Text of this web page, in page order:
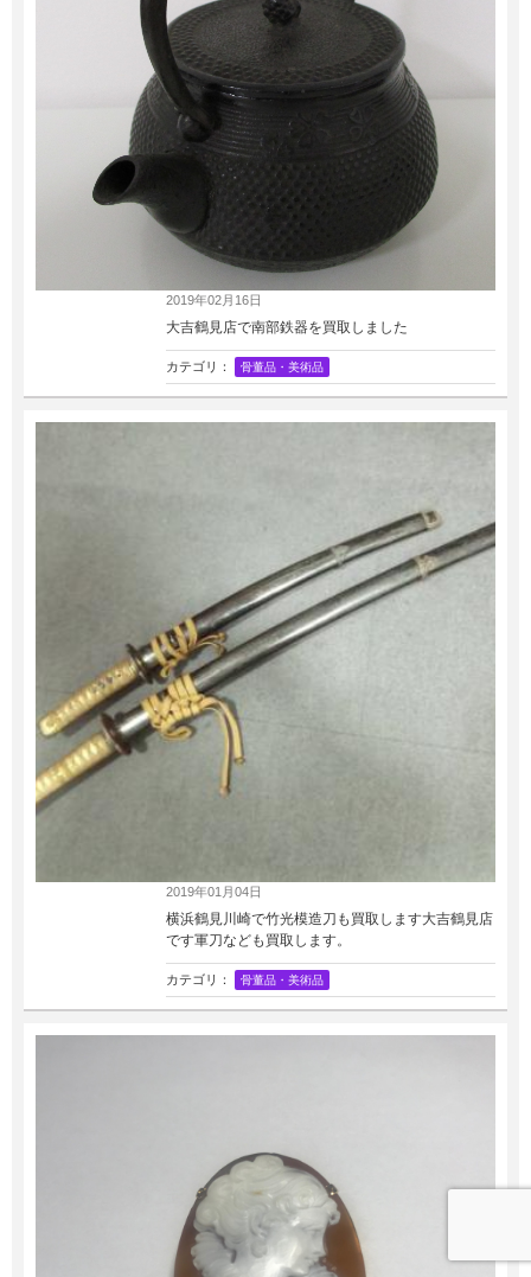
2019年02月16日
大吉鶴見店で南部鉄器を買取しました
カテゴリ： 骨董品・美術品
2019年01月04日
横浜鶴見川崎で竹光模造刀も買取します大吉鶴見店
です軍刀なども買取します。
カテゴリ： 骨董品・美術品